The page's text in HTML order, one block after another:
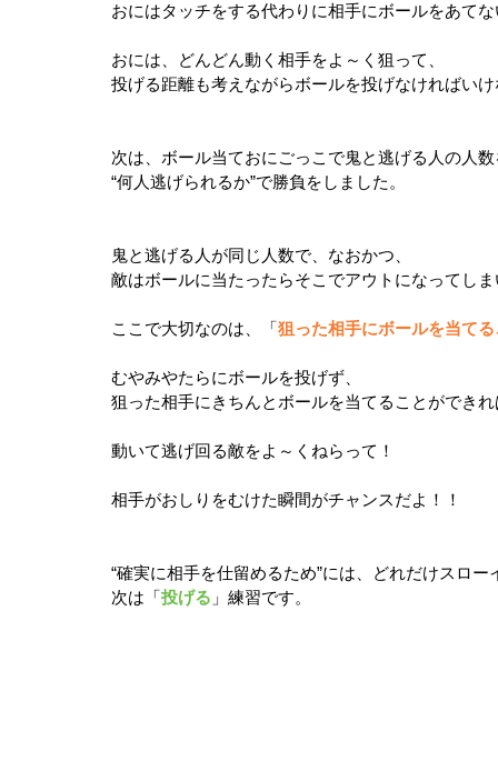
おにはタッチをする代わりに相手にボールをあて
おには、どんどん動く相手をよ～く狙って、
投げる距離も考えながらボールを投げなければい
次は、ボール当ておにごっこで鬼と逃げる人の人
“何人逃げられるか”で勝負をしました。
鬼と逃げる人が同じ人数で、なおかつ、
敵はボールに当たったらそこでアウトになってし
ここで大切なのは、「狙った相手にボールを当て
むやみやたらにボールを投げず、
狙った相手にきちんとボールを当てることができ
動いて逃げ回る敵をよ～くねらって！
相手がおしりをむけた瞬間がチャンスだよ！！
“確実に相手を仕留めるため”には、どれだけスロ
次は「投げる 」練習です。